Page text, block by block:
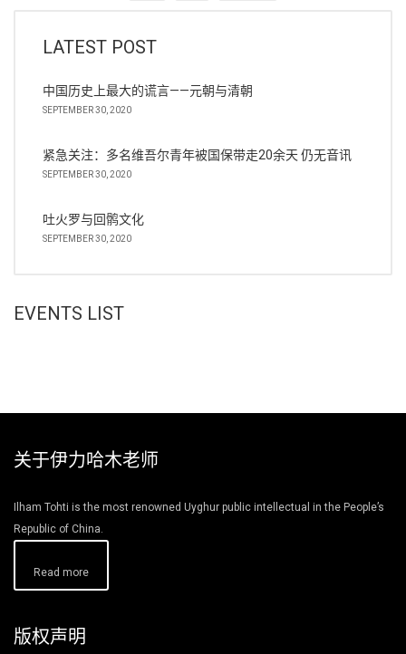
LATEST POST
中国历史上最大的谎言——元朝与清朝
SEPTEMBER 30, 2020
紧急关注：多名维吾尔青年被国保带走20余天 仍无音讯
SEPTEMBER 30, 2020
吐火罗与回鹘文化
SEPTEMBER 30, 2020
EVENTS LIST
关于伊力哈木老师
Ilham Tohti is the most renowned Uyghur public intellectual in the People’s
Republic of China.
Read more
版权声明